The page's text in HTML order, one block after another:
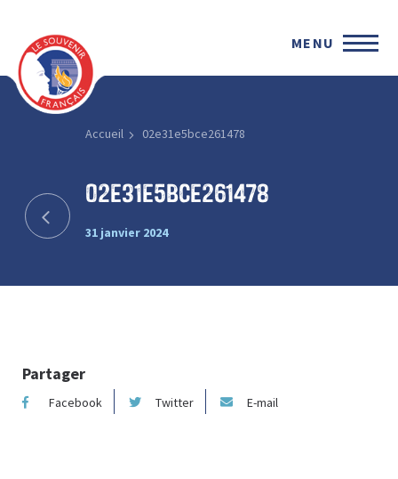
MENU
Accueil 02e31e5bce261478
02e31e5bce261478
31 janvier 2024
Partager
Facebook Twitter E-mail